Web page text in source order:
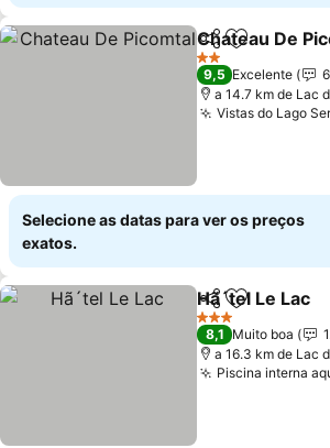
PartilharAdicionar
Chateau De
2 Estrelas
9,5 Excelente
a 14.7 km de Lac
Vistas do Lago
Selecione as datas para ver os preços
exatos.
PartilharAdicionar
Hã´tel Le Lac
3 Estrelas
8,1 Muito boa
a 16.3 km de Lac
Piscina interna